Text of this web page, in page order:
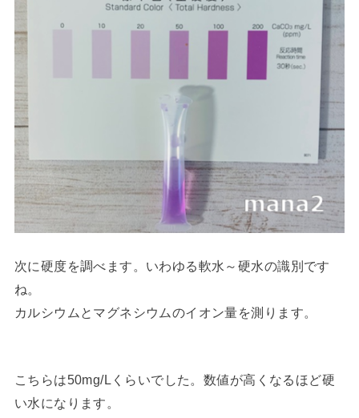
次に硬度を調べます。いわゆる軟水～硬水の識別です
ね。
カルシウムとマグネシウムのイオン量を測ります。
こちらは50mg/Lくらいでした。数値が高くなるほど硬
い水になります。